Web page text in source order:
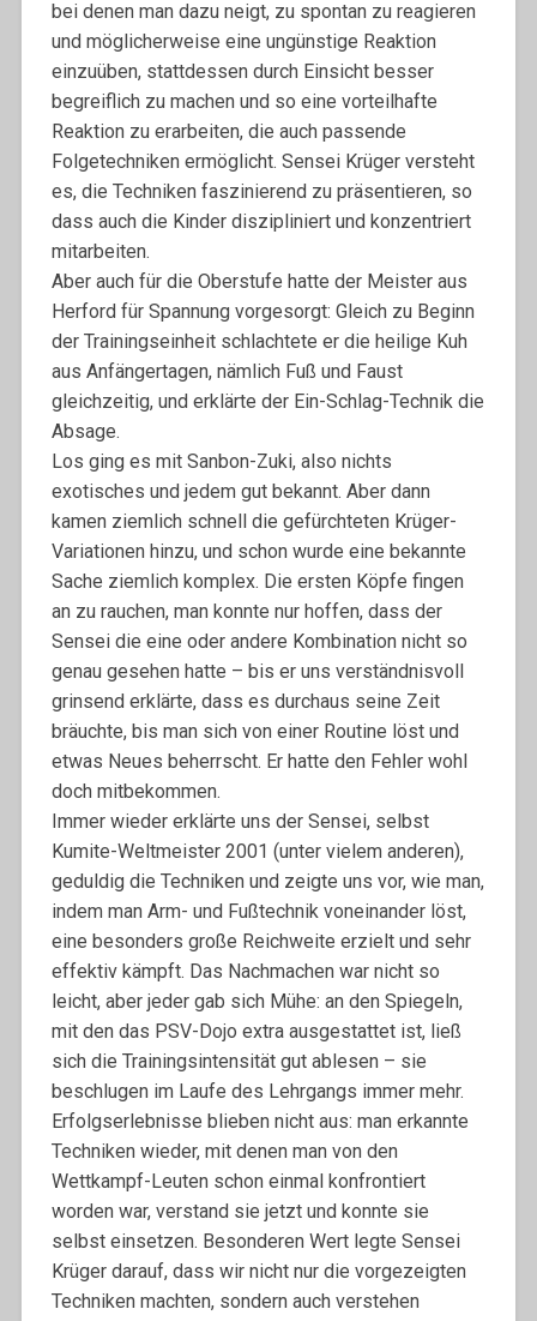
bei denen man dazu neigt, zu spontan zu reagieren
und möglicherweise eine ungünstige Reaktion
einzuüben, stattdessen durch Einsicht besser
begreiflich zu machen und so eine vorteilhafte
Reaktion zu erarbeiten, die auch passende
Folgetechniken ermöglicht. Sensei Krüger versteht
es, die Techniken faszinierend zu präsentieren, so
dass auch die Kinder diszipliniert und konzentriert
mitarbeiten.
Aber auch für die Oberstufe hatte der Meister aus
Herford für Spannung vorgesorgt: Gleich zu Beginn
der Trainingseinheit schlachtete er die heilige Kuh
aus Anfängertagen, nämlich Fuß und Faust
gleichzeitig, und erklärte der Ein-Schlag-Technik die
Absage.
Los ging es mit Sanbon-Zuki, also nichts
exotisches und jedem gut bekannt. Aber dann
kamen ziemlich schnell die gefürchteten Krüger-
Variationen hinzu, und schon wurde eine bekannte
Sache ziemlich komplex. Die ersten Köpfe fingen
an zu rauchen, man konnte nur hoffen, dass der
Sensei die eine oder andere Kombination nicht so
genau gesehen hatte – bis er uns verständnisvoll
grinsend erklärte, dass es durchaus seine Zeit
bräuchte, bis man sich von einer Routine löst und
etwas Neues beherrscht. Er hatte den Fehler wohl
doch mitbekommen.
Immer wieder erklärte uns der Sensei, selbst
Kumite-Weltmeister 2001 (unter vielem anderen),
geduldig die Techniken und zeigte uns vor, wie man,
indem man Arm- und Fußtechnik voneinander löst,
eine besonders große Reichweite erzielt und sehr
effektiv kämpft. Das Nachmachen war nicht so
leicht, aber jeder gab sich Mühe: an den Spiegeln,
mit den das PSV-Dojo extra ausgestattet ist, ließ
sich die Trainingsintensität gut ablesen – sie
beschlugen im Laufe des Lehrgangs immer mehr.
Erfolgserlebnisse blieben nicht aus: man erkannte
Techniken wieder, mit denen man von den
Wettkampf-Leuten schon einmal konfrontiert
worden war, verstand sie jetzt und konnte sie
selbst einsetzen. Besonderen Wert legte Sensei
Krüger darauf, dass wir nicht nur die vorgezeigten
Techniken machten, sondern auch verstehen